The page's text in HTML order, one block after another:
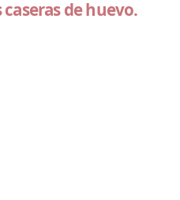
de huevo.